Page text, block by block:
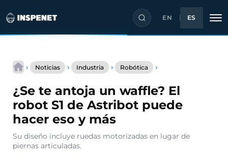
contenido
EN ES
› Noticias › Industria › Robótica ›
un
waffle?
El
de
¿Se te antoja un waffle? El
robot S1 de Astribot puede
hacer eso y más
Su diseño incluye ruedas motorizadas en lugar de
piernas articuladas.